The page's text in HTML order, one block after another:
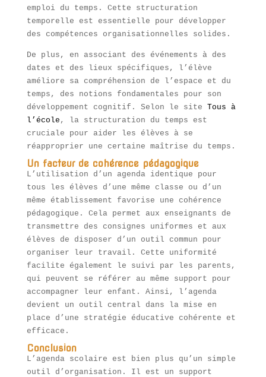
emploi du temps. Cette structuration
temporelle est essentielle pour développer
des compétences organisationnelles solides.
De plus, en associant des événements à des
dates et des lieux spécifiques, l’élève
améliore sa compréhension de l’espace et du
temps, des notions fondamentales pour son
développement cognitif. Selon le site Tous à
l’école , la structuration du temps est
cruciale pour aider les élèves à se
réapproprier une certaine maîtrise du temps.
Un facteur de cohérence pédagogique
L’utilisation d’un agenda identique pour
tous les élèves d’une même classe ou d’un
même établissement favorise une cohérence
pédagogique. Cela permet aux enseignants de
transmettre des consignes uniformes et aux
élèves de disposer d’un outil commun pour
organiser leur travail. Cette uniformité
facilite également le suivi par les parents,
qui peuvent se référer au même support pour
accompagner leur enfant. Ainsi, l’agenda
devient un outil central dans la mise en
place d’une stratégie éducative cohérente et
efficace.
Conclusion
L’agenda scolaire est bien plus qu’un simple
outil d’organisation. Il est un support